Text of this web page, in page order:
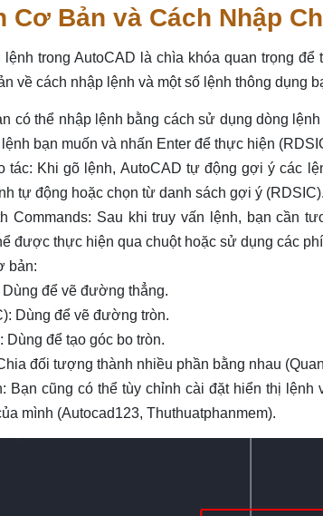
Cơ Bản và Cách Nhập
lệnh trong AutoCAD là chìa khóa quan trọng
về cách nhập lệnh và một số lệnh thông dụng
có thể nhập lệnh bằng cách sử dụng dòng
bạn muốn và nhấn Enter để thực hiện
tác: Khi gõ lệnh, AutoCAD tự động gợi ý các
tự động hoặc chọn từ danh sách gợi ý (RDSIC).
Commands: Sau khi truy vấn lệnh, bạn cần
được thực hiện qua chuột hoặc sử dụng các
bản:
Dùng để vẽ đường thẳng.
Dùng để vẽ đường tròn.
Dùng để tạo góc bo tròn.
đối tượng thành nhiều phần bằng nhau
Bạn cũng có thể tùy chỉnh cài đặt hiển thị
mình (Autocad123, Thuthuatphanmem).